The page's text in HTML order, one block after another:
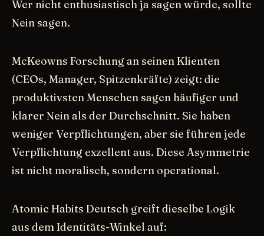
Wer nicht enthusiastisch ja sagen würde, sollte
Nein sagen.
McKeowns Forschung an seinen Klienten
(CEOs, Manager, Spitzenkräfte) zeigt: die
produktivsten Menschen sagen häufiger und
klarer Nein als der Durchschnitt. Sie haben
weniger Verpflichtungen, aber sie führen jede
Verpflichtung exzellent aus. Diese Asymmetrie
ist nicht moralisch, sondern operational.
Atomic Habits Deutsch greift dieselbe Logik
aus dem Identitäts-Winkel auf: